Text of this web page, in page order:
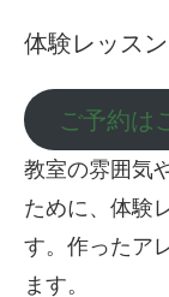
体験レッス
ご予約は
教室の雰囲気
ために、体験
す。作ったア
ます。